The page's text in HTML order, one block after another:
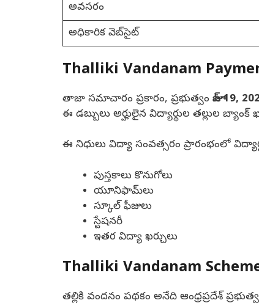
అవసరం
అధికారిక వెబ్‌సైట్
Thalliki Vandanam
తాజా సమాచారం ప్రకారం, ప్రభుత్వం జూన్ 19,
ఈ డబ్బులు అర్హులైన విద్యార్థుల తల్లుల
ఈ నిధులు విద్యా సంవత్సరం ప్రారంభంలో
పుస్తకాలు కొనుగోలు
యూనిఫామ్‌లు
స్కూల్ ఫీజులు
స్టేషనరీ
ఇతర విద్యా ఖర్చులు
Thalliki Vandanam
తల్లికి వందనం పథకం అనేది ఆంధ్రప్రదేశ్